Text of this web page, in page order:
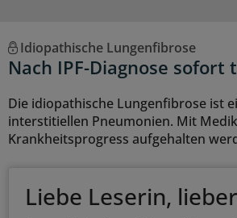
Idiopathische Lungenfibrose
Nach IPF-Diagnose sofort
Die idiopathische Lungenfibrose ist
interstitiellen Pneumonien. Mit
Krankheitsprogress aufgehalten
Liebe Leserin,